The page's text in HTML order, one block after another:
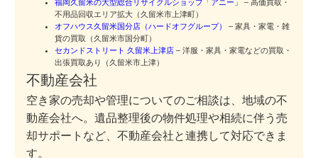
福岡久留米の大型総合リサイクルショップ「アニー」
– 高価買取・
不用品回収エリア拡大（久留米市上津町）
オフハウス久留米国分店（ハードオフグループ）
– 家具・家電・雑
貨の買取（久留米市国分町）
セカンドストリート 久留米上津店 – 洋服・家具・家電などの買取・
出張買取あり（久留米市上津）
不動産会社
空き家の売却や管理についてのご相談は、地域の不
動産会社へ。遺品整理後の物件処理や相続に伴う売
却サポートなど、不動産会社と連携して対応できま
す。